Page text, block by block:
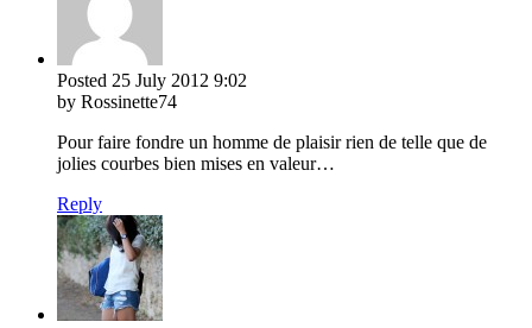
Posted 25 July 2012 9:02
by Rossinette74
Pour faire fondre un homme de plaisir rien de telle que de
jolies courbes bien mises en valeur…
Reply